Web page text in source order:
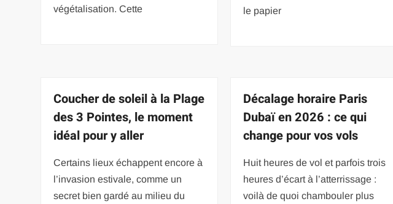
végétalisation. Cette
le papier
Coucher de soleil à la Plage
des 3 Pointes, le moment
idéal pour y aller
Certains lieux échappent encore à
l’invasion estivale, comme un
secret bien gardé au milieu du
Décalage horaire Paris
Dubaï en 2026 : ce qui
change pour vos vols
Huit heures de vol et parfois trois
heures d’écart à l’atterrissage :
voilà de quoi chambouler plus